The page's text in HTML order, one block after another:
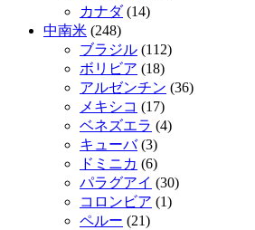
カナダ(14)
中南米 (248)
ブラジル (112)
ボリビア (18)
アルゼンチン (36)
メキシコ (17)
ベネズエラ (4)
キューバ(3)
ドミニカ (6)
パラグアイ (30)
コロンビア (1)
ペルー (21)